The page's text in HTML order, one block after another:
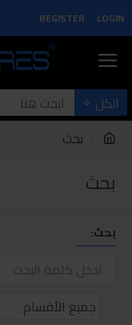
LOGIN
REGISTER
الكل
بحث
بحث
بحث: